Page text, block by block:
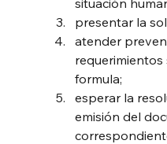
presentar la
atender
requerimientos
formula;
esperar la
emisión del